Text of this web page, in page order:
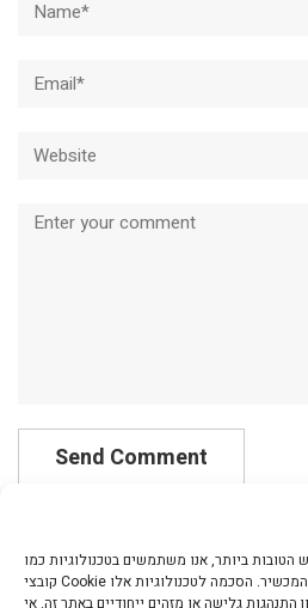
ביותר, אנו משתמשים בטכנולוגיות כמו
קובצי Cookie כדי לאחסן ו/או לגשת למידע על המכשיר. הסכמה לטכנולוגיות אלו
התנהגות גלישה או מזהים ייחודיים באתר זה. אי
Comment